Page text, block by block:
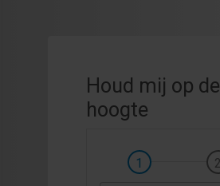
Houd mij op de
hoogte